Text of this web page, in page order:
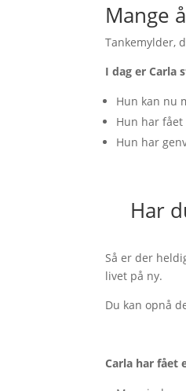
Mange
Tankemylder,
I dag er Carla
Hun kan nu
Hun har
Hun har
Har
Så er der
livet på ny.
Du kan opnå
Carla har fået